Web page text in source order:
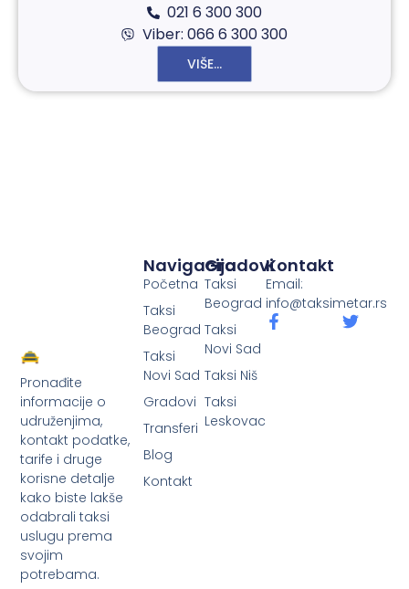
021 6 300 300
Viber: 066 6 300 300
VIŠE...
Pronađite
informacije o
udruženjima,
kontakt podatke,
tarife i druge
korisne detalje
kako biste lakše
odabrali taksi
uslugu prema
svojim
potrebama.
Gradovi
Taksi
Beograd
Taksi
Novi Sad
Taksi Niš
Taksi
Leskovac
Navigacija
Početna
Taksi
Beograd
Taksi
Novi Sad
Gradovi
Transferi
Blog
Kontakt
Kontakt
Email:
info@taksimetar.rs